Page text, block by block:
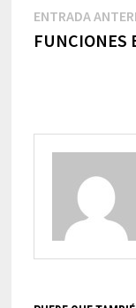
Navegación
entradas
ENTRADA
FUNCIONES